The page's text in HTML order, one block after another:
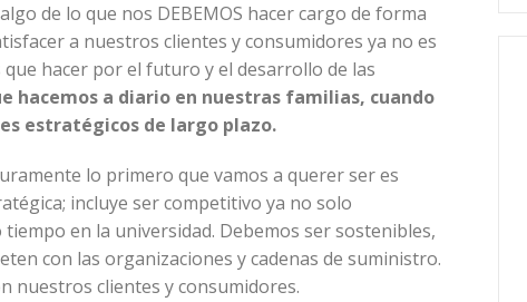
de lo que nos DEBEMOS hacer cargo de forma
a nuestros clientes y consumidores ya no es
hacer por el futuro y el desarrollo de las
hacemos a diario en nuestras familias, cuando
estratégicos de largo plazo.
lo primero que vamos a querer ser es
incluye ser competitivo ya no solo
en la universidad. Debemos ser sostenibles,
con las organizaciones y cadenas de suministro.
nuestros clientes y consumidores.